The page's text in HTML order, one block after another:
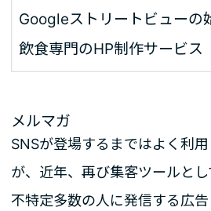
Googleストリートビューの
飲食専門のHP制作サービス
メルマガ
SNSが登場するまではよく利
が、近年、再び集客ツールとし
不特定多数の人に発信する広